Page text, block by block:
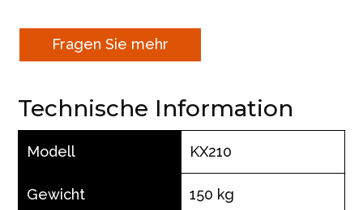
Fragen Sie mehr
Technische Information
Modell KX210
Gewicht 150 kg